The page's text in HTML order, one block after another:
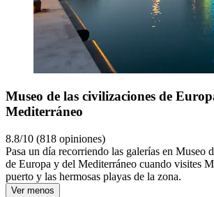
Museo de las civilizaciones de
Mediterráneo
8.8/10 (818 opiniones)
Pasa un día recorriendo las galerías en Museo
de Europa y del Mediterráneo cuando visites
puerto y las hermosas playas de la zona.
Ver menos